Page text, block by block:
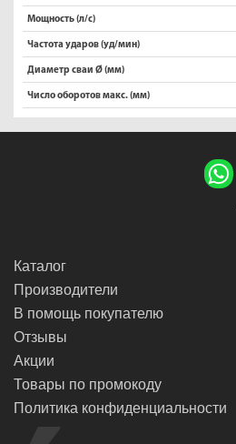
Мощность (л/с)
Частота ударов (уд/мин)
Диаметр сваи Ø (мм)
Число оборотов макс. (мм)
Каталог
Производители
В помощь покупателю
Отзывы
Акции
Товары по промокоду
Политика конфиденциальности